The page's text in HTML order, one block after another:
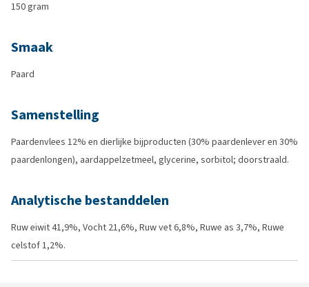
150 gram
Smaak
Paard
Samenstelling
Paardenvlees 12% en dierlijke bijproducten (30% paardenlever en 30%
paardenlongen), aardappelzetmeel, glycerine, sorbitol; doorstraald.
Analytische bestanddelen
Ruw eiwit 41,9%, Vocht 21,6%, Ruw vet 6,8%, Ruwe as 3,7%, Ruwe
celstof 1,2%.